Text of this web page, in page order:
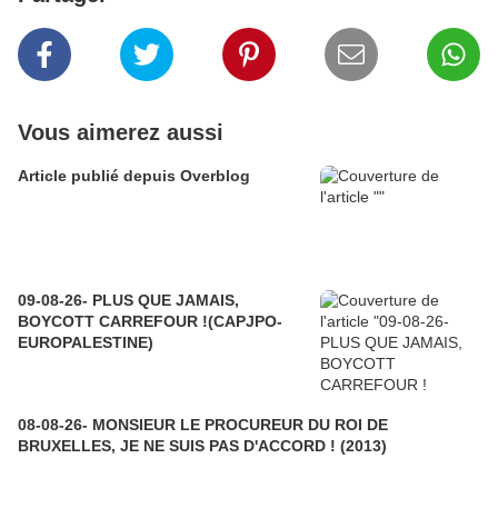
Vous aimerez aussi
Article publié depuis Overblog
09-08-26- PLUS QUE JAMAIS,
BOYCOTT CARREFOUR !(CAPJPO-
EUROPALESTINE)
08-08-26- MONSIEUR LE PROCUREUR DU ROI DE
BRUXELLES, JE NE SUIS PAS D'ACCORD ! (2013)